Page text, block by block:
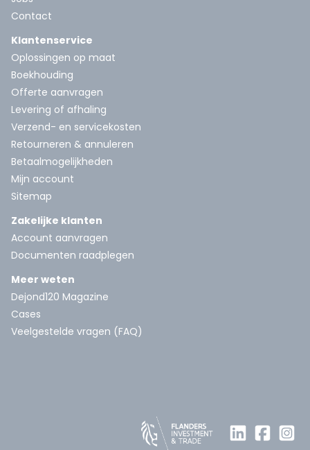
Contact
Klantenservice
Oplossingen op maat
Boekhouding
Offerte aanvragen
Levering of afhaling
Verzend- en servicekosten
Retourneren & annuleren
Betaalmogelijkheden
Mijn account
Sitemap
Zakelijke klanten
Account aanvragen
Documenten raadplegen
Meer weten
Dejond120 Magazine
Cases
Veelgestelde vragen (FAQ)